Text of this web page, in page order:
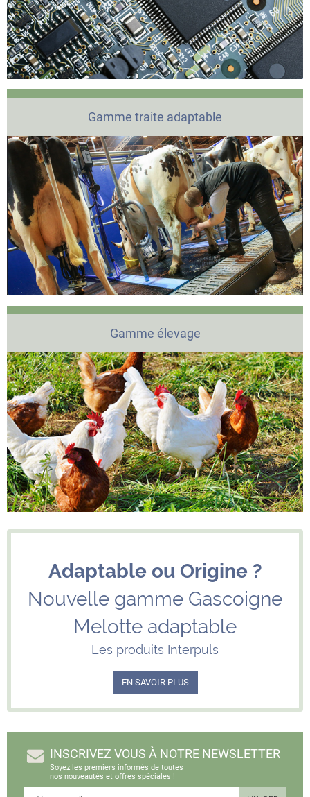
Gamme traite adaptable
Gamme élevage
Adaptable ou Origine ?
Nouvelle gamme Gascoigne
Melotte adaptable
Les produits Interpuls
EN SAVOIR PLUS
INSCRIVEZ VOUS À NOTRE NEWSLETTER
Soyez les premiers informés de toutes
nos nouveautés et offres spéciales !